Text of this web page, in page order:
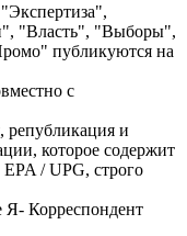
"Власть", "Выборы",
публикуются на
с
републикация и
которое содержит
/ UPG, строго
Я- Корреспондент